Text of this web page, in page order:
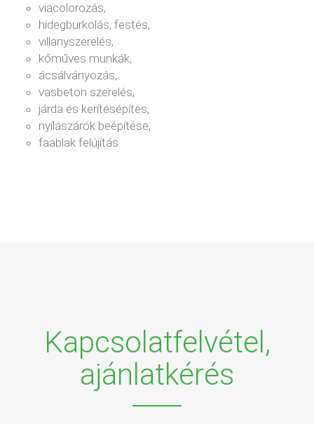
viacolorozás,
hidegburkolás, festés,
villanyszerelés,
kőműves munkák,
ácsálványozás,
vasbeton szerelés,
járda és kerítésépítés,
nyílászárók beépítése,
faablak felújítás.
Kapcsolatfelvétel,
ajánlatkérés